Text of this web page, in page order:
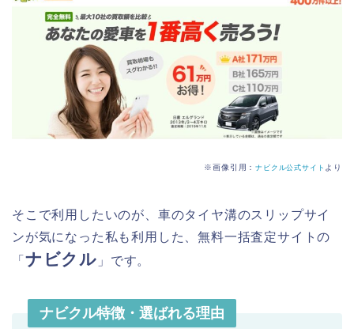
※画像引用：ナビクル公式サイト より
そこで利用したいのが、車のタイヤ溝のスリップサイ
ンが気になった私も利用した、無料一括査定サイトの
「 ナビクル 」です。
ナビクル特徴・選ばれる理由